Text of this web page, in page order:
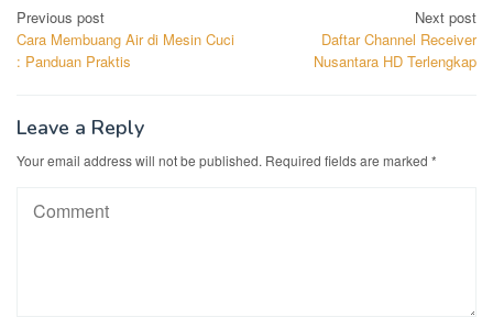
Post
navigation
Previous post
Cara Membuang Air di Mesin Cuci
: Panduan Praktis
Next post
Daftar Channel Receiver
Nusantara HD Terlengkap
Leave a Reply
Your email address will not be published. Required fields are marked *